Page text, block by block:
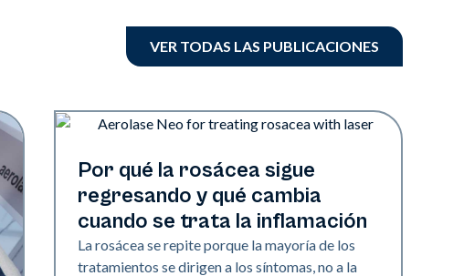
VER TODAS LAS PUBLICACIONES
Salud de la piel
Por qué la rosácea sigue
regresando y qué cambia
cuando se trata la inflamación
La rosácea se repite porque la mayoría de los
tratamientos se dirigen a los síntomas, no a la